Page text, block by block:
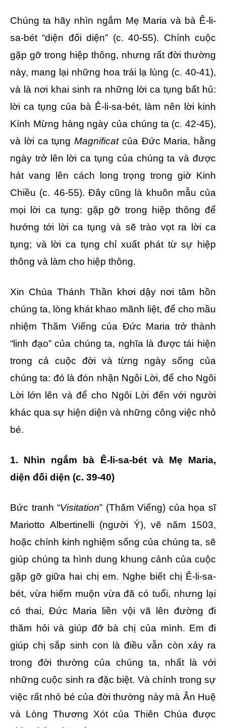
Chúng ta hãy nhìn ngắm Mẹ Maria và bà Ê-li-
sa-bét “diện đối diện” (c. 40-55). Chính cuộc
gặp gỡ trong hiệp thông, nhưng rất đời thường
này, mang lại những hoa trái lạ lùng (c. 40-41),
và là nơi khai sinh ra những lời ca tụng bất hủ:
lời ca tụng của bà Ê-li-sa-bét, làm nên lời kinh
Kính Mừng hàng ngày của chúng ta (c. 42-45),
và lời ca tụng Magnificatcủa Đức Maria, hằng
ngày trở lên lời ca tụng của chúng ta và được
hát vang lên cách long trọng trong giờ Kinh
Chiều (c. 46-55). Đây cũng là khuôn mẫu của
mọi lời ca tụng: gặp gỡ trong hiệp thông để
hướng tới lời ca tụng và sẽ trào vọt ra lời ca
tụng; và lời ca tụng chỉ xuất phát từ sự hiệp
thông và làm cho hiệp thông.
Xin Chúa Thánh Thần khơi dậy nơi tâm hồn
chúng ta, lòng khát khao mãnh liệt, để cho mầu
nhiệm Thăm Viếng của Đức Maria trở thành
“linh đạo” của chúng ta, nghĩa là được tái hiện
trong cả cuộc đời và từng ngày sống của
chúng ta: đó là đón nhận Ngôi Lời, để cho Ngôi
Lời lớn lên và để cho Ngôi Lời đến với người
khác qua sự hiện diện và những công việc nhỏ
bé.
1. Nhìn ngắm bà Ê-li-sa-bét và Mẹ Maria,
diện đối diện (c. 39-40)
Bức tranh “Visitation” (Thăm Viếng) của họa sĩ
Mariotto Albertinelli (người Ý), vẽ năm 1503,
hoặc chính kinh nghiệm sống của chúng ta, sẽ
giúp chúng ta hình dung khung cảnh của cuộc
gặp gỡ giữa hai chị em. Nghe biết chị Ê-li-sa-
bét, vừa hiếm muộn vừa đã có tuổi, nhưng lại
có thai, Đức Maria liền vội vã lên đường đi
thăm hỏi và giúp đỡ bà chị của mình. Em đi
giúp chị sắp sinh con là điều vẫn còn xảy ra
trong đời thường của chúng ta, nhất là với
những cuộc sinh ra đặc biệt. Và chính trong sự
việc rất nhỏ bé của đời thường này mà Ân Huệ
và Lòng Thương Xót của Thiên Chúa được